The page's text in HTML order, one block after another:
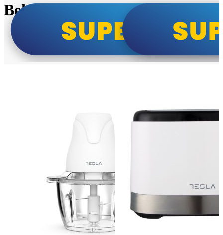
Beko i Tesla super cene